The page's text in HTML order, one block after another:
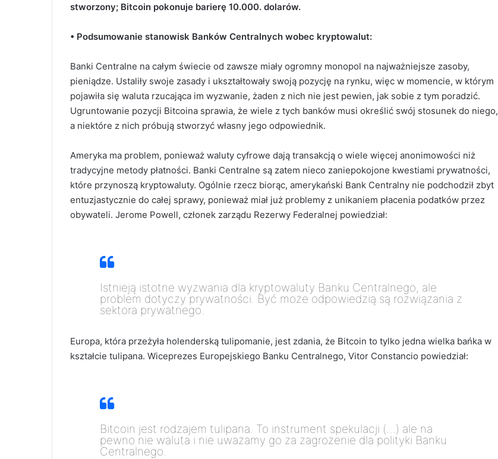
stworzony; Bitcoin pokonuje barierę 10.000. dolarów.
• Podsumowanie stanowisk Banków Centralnych wobec kryptowalut:
Banki Centralne na całym świecie od zawsze miały ogromny monopol na najważniejsze zasoby,
pieniądze. Ustaliły swoje zasady i ukształtowały swoją pozycję na rynku, więc w momencie, w którym
pojawiła się waluta rzucająca im wyzwanie, żaden z nich nie jest pewien, jak sobie z tym poradzić.
Ugruntowanie pozycji Bitcoina sprawia, że wiele z tych banków musi określić swój stosunek do niego,
a niektóre z nich próbują stworzyć własny jego odpowiednik.
Ameryka ma problem, ponieważ waluty cyfrowe dają transakcją o wiele więcej anonimowości niż
tradycyjne metody płatności. Banki Centralne są zatem nieco zaniepokojone kwestiami prywatności,
które przynoszą kryptowaluty. Ogólnie rzecz biorąc, amerykański Bank Centralny nie podchodził zbyt
entuzjastycznie do całej sprawy, ponieważ miał już problemy z unikaniem płacenia podatków przez
obywateli. Jerome Powell, członek zarządu Rezerwy Federalnej powiedział:
Istnieją istotne wyzwania dla kryptowaluty Banku Centralnego, ale
problem dotyczy prywatności. Być może odpowiedzią są rozwiązania z
sektora prywatnego.
Europa, która przeżyła holenderską tulipomanie, jest zdania, że Bitcoin to tylko jedna wielka bańka w
kształcie tulipana. Wiceprezes Europejskiego Banku Centralnego, Vitor Constancio powiedział:
Bitcoin jest rodzajem tulipana. To instrument spekulacji (…) ale na
pewno nie waluta i nie uważamy go za zagrożenie dla polityki Banku
Centralnego.